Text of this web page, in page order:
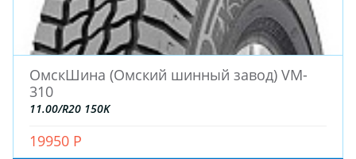
ОмскШина (Омский шинный завод) VM-
310
11.00/R20 150K
19950 Р